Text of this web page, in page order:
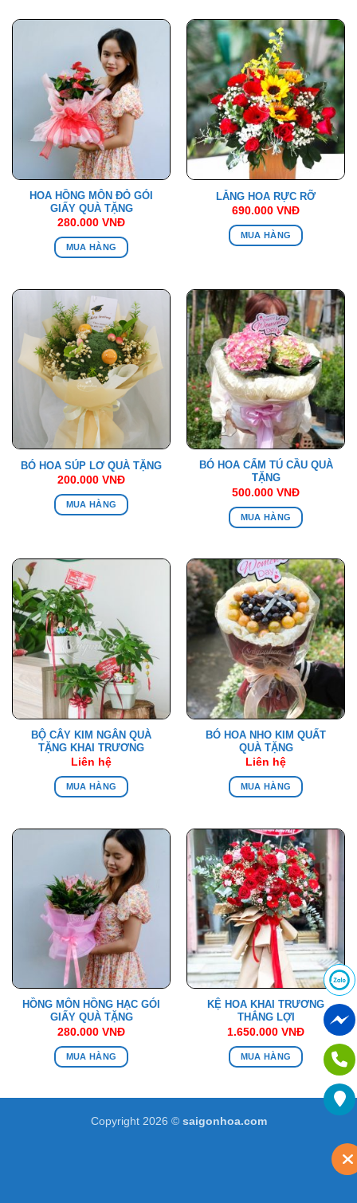
HOA HỒNG MÔN ĐỎ GÓI
GIẤY QUÀ TẶNG
280.000 VNĐ
MUA HÀNG
LẴNG HOA RỰC RỠ
690.000 VNĐ
MUA HÀNG
BÓ HOA SÚP LƠ QUÀ TẶNG
200.000 VNĐ
MUA HÀNG
BÓ HOA CẨM TÚ CẦU QUÀ
TẶNG
500.000 VNĐ
MUA HÀNG
BỘ CÂY KIM NGÂN QUÀ
TẶNG KHAI TRƯƠNG
Liên hệ
MUA HÀNG
BÓ HOA NHO KIM QUẤT
QUÀ TẶNG
Liên hệ
MUA HÀNG
HỒNG MÔN HỒNG HẠC GÓI
GIẤY QUÀ TẶNG
280.000 VNĐ
MUA HÀNG
KỆ HOA KHAI TRƯƠNG
THẮNG LỢI
1.650.000 VNĐ
MUA HÀNG
Copyright 2026 © saigonhoa.com